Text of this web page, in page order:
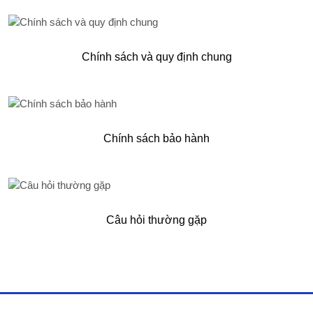
Chính sách và quy định chung
Chính sách bảo hành
Câu hỏi thường gặp